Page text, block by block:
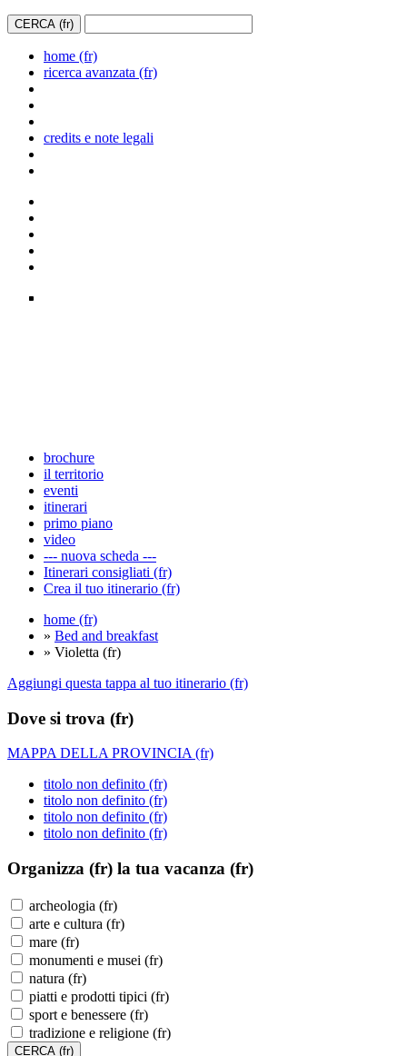
home (fr)
ricerca avanzata (fr)
credits e note legali
brochure
il territorio
eventi
itinerari
primo piano
video
--- nuova scheda ---
Itinerari consigliati (fr)
Crea il tuo itinerario (fr)
home (fr)
» Bed and breakfast
» Violetta (fr)
Aggiungi questa tappa al tuo itinerario (fr)
Dove si trova (fr)
MAPPA DELLA PROVINCIA (fr)
titolo non definito (fr)
titolo non definito (fr)
titolo non definito (fr)
titolo non definito (fr)
Organizza (fr) la tua vacanza (fr)
archeologia (fr)
arte e cultura (fr)
mare (fr)
monumenti e musei (fr)
natura (fr)
piatti e prodotti tipici (fr)
sport e benessere (fr)
tradizione e religione (fr)